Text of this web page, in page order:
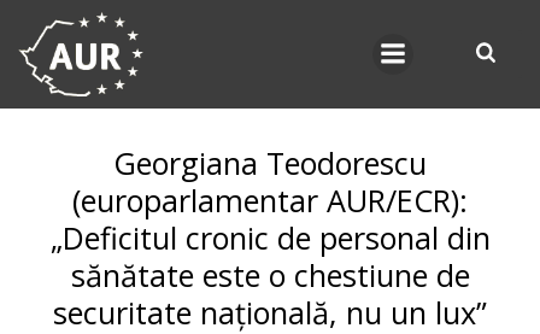
Georgiana Teodorescu
(europarlamentar AUR/ECR):
„Deficitul cronic de personal din
sănătate este o chestiune de
securitate națională, nu un lux”